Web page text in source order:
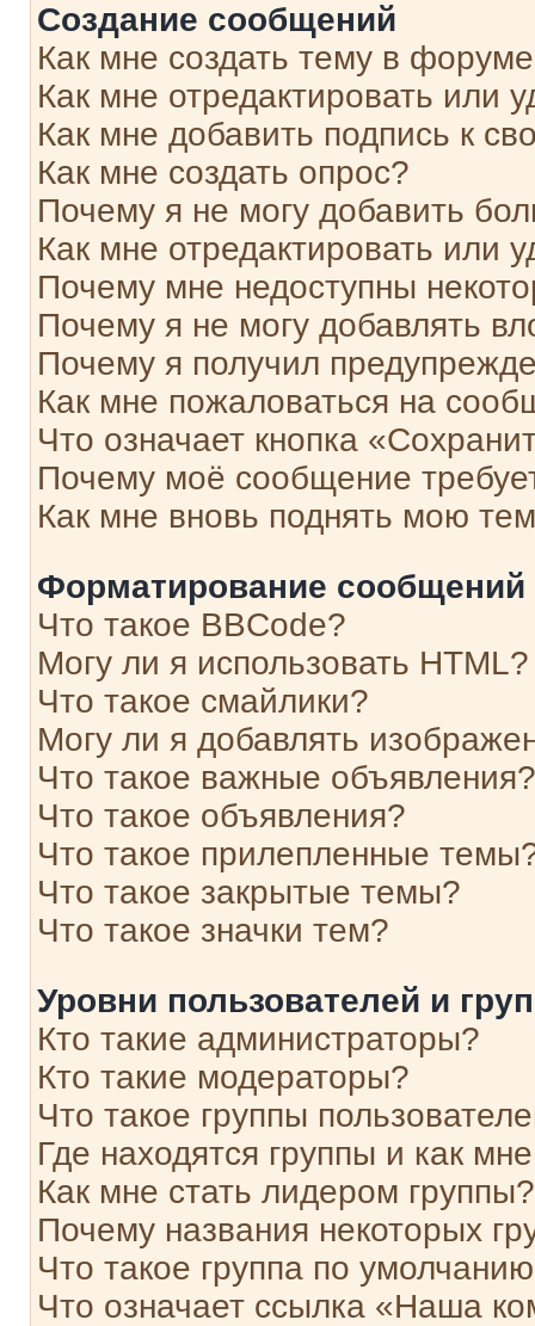
Создание сообщений
Как мне создать тему в
Как мне отредактировать или
Как мне добавить подпись к
Как мне создать опрос?
Почему я не могу добавить
Как мне отредактировать или
Почему мне недоступны
Почему я не могу добавлять
Почему я получил
Как мне пожаловаться на
Что означает кнопка
Почему моё сообщение
Как мне вновь поднять мою
Форматирование
Что такое BBCode?
Могу ли я использовать HTML?
Что такое смайлики?
Могу ли я добавлять
Что такое важные объявления?
Что такое объявления?
Что такое прилепленные
Что такое закрытые темы?
Что такое значки тем?
Уровни пользователей и
Кто такие администраторы?
Кто такие модераторы?
Что такое группы
Где находятся группы и как
Как мне стать лидером группы?
Почему названия некоторых
Что такое группа по
Что означает ссылка «Наша